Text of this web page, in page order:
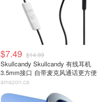
$7.49 $14.99
Skullcandy Skullcandy 有线耳机
3.5mm接口 自带麦克风通话更方便
amazon.ca